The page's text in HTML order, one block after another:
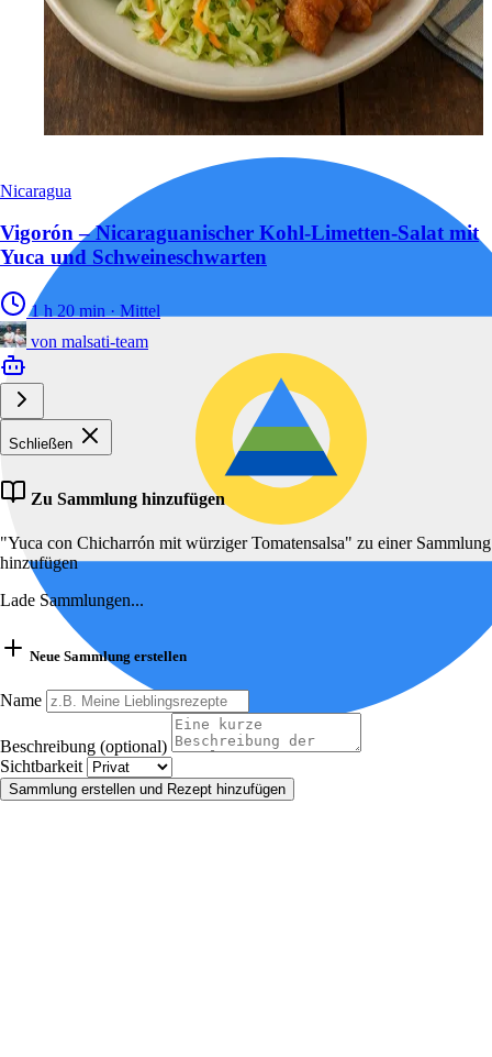
Nicaragua
Vigorón – Nicaraguanischer Kohl-Limetten-Salat mit
Yuca und Schweineschwarten
1 h 20 min · Mittel
von malsati-team
Schließen
Zu Sammlung hinzufügen
"Yuca con Chicharrón mit würziger Tomatensalsa" zu einer Sammlung
hinzufügen
Lade Sammlungen...
Neue Sammlung erstellen
Name
Beschreibung (optional)
Sichtbarkeit
Sammlung erstellen und Rezept hinzufügen